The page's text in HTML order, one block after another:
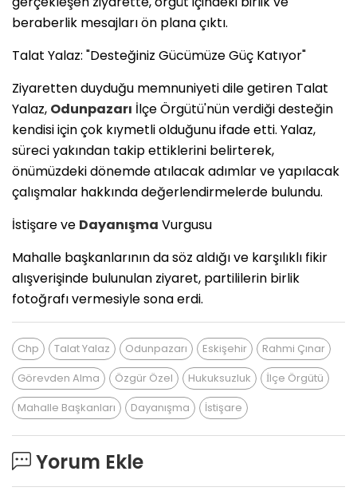
beraberlik mesajları ön plana çıktı.
Talat Yalaz: "Desteğiniz Gücümüze Güç Katıyor"
​Ziyaretten duyduğu memnuniyeti dile getiren Talat
Yalaz, Odunpazarı İlçe Örgütü'nün verdiği desteğin
kendisi için çok kıymetli olduğunu ifade etti. Yalaz,
süreci yakından takip ettiklerini belirterek,
önümüzdeki dönemde atılacak adımlar ve yapılacak
çalışmalar hakkında değerlendirmelerde bulundu.
​İstişare ve Dayanışma Vurgusu
​Mahalle başkanlarının da söz aldığı ve karşılıklı fikir
alışverişinde bulunulan ziyaret, partililerin birlik
fotoğrafı vermesiyle sona erdi.
Chp Talat Yalaz Odunpazarı Eskişehir
Rahmi Çınar
Görevden Alma
Özgür Özel Hukuksuzluk
İlçe Örgütü
Mahalle Başkanları
Dayanışma İstişare
Yorum Ekle